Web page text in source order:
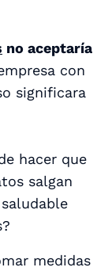
no aceptaría
con
significara
hacer que
salgan
saludable
medidas